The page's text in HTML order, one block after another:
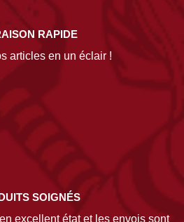
RAPIDE
articles en un éclair !
SOIGNÉS
excellent état et les envois sont